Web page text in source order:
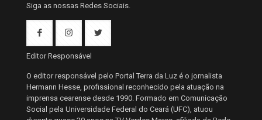
Siga as nossas Redes Sociais.
Editor Responsável
O editor responsável pelo Portal Terra da Luz é o jornalista
Hermann Hesse, profissional reconhecido pela atuação na
imprensa cearense desde 1990. Formado em Comunicação
Social pela Universidade Federal do Ceará (UFC), atuou